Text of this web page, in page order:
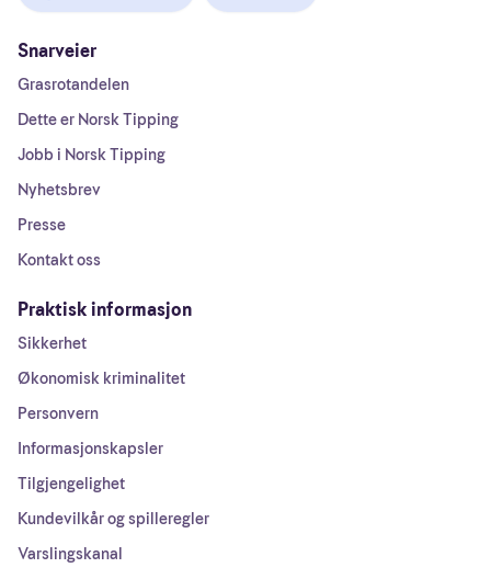
Snarveier
Grasrotandelen
Dette er Norsk Tipping
Jobb i Norsk Tipping
Nyhetsbrev
Presse
Kontakt oss
Praktisk informasjon
Sikkerhet
Økonomisk kriminalitet
Personvern
Informasjonskapsler
Tilgjengelighet
Kundevilkår og spilleregler
Varslingskanal